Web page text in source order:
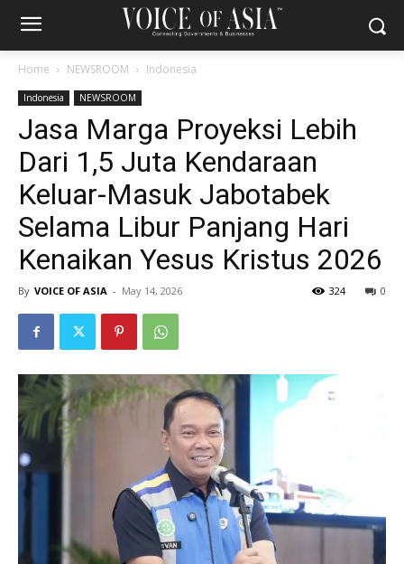
Home NEWSROOM Indonesia
Indonesia NEWSROOM
Jasa Marga Proyeksi Lebih
Dari 1,5 Juta Kendaraan
Keluar-Masuk Jabotabek
Selama Libur Panjang Hari
Kenaikan Yesus Kristus 2026
By VOICE OF ASIA - May 14, 2026 0
324